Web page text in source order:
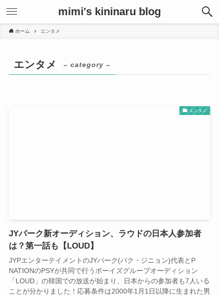
mimi's kininaru blog
ホーム エンタメ
エンタメ – category –
エンタメ
JYパーク新オーディション、ラウドの日本人参加者
は？第一話も【LOUD】
JYPエンターテイメントのJYパーク(パク・ジニョン)代表とP
NATIONのPSYが共同で行うボーイズグループオーディション
「LOUD」の韓国での放送が始まり、日本からの参加者も7人いる
ことが分かりました！応募条件は2000年1月1日以降に生まれた男